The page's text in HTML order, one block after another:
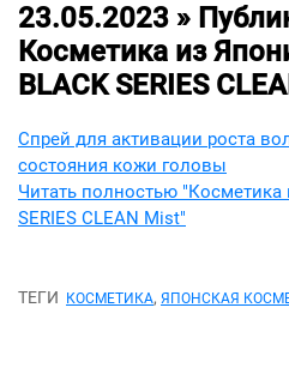
23.05.2023 »
Косметика из
BLACK SERIES
Спрей для активации роста
состояния кожи головы
Читать полностью
SERIES CLEAN Mist"
ТЕГИ КОСМЕТИКА, ЯПОНСКАЯ